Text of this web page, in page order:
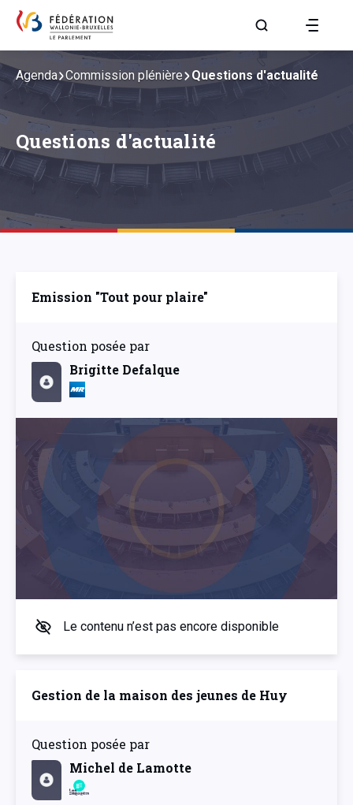
Aller à la page
Questions d'actualité
Agenda Commission plénière Questions d'actualité
Emission "Tout pour plaire"
Question posée par
Brigitte Defalque
Le contenu n’est pas encore disponible
Gestion de la maison des jeunes de Huy
Question posée par
Michel de Lamotte